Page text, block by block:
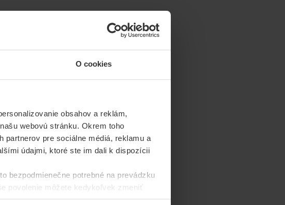
O cookies
obsahov a reklám,
webovú stránku. Okrem toho
partnerov pre sociálne médiá, reklamu a
údajmi, ktoré ste im dali k dispozícii
bezpodmienečne potrebné na prevádzku
povolenie môžete kedykoľvek zmeniť
údajovnašej webovej stránky.